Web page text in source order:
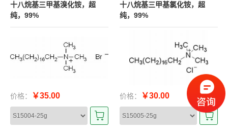
十八烷基三甲基溴化铵，超
纯，99%
价格： ￥35.00
十八烷基三甲基氯化铵，超
纯，99%
价格： ￥30.00